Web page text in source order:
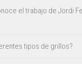
el trabajo de Jordi
tipos de grillos?